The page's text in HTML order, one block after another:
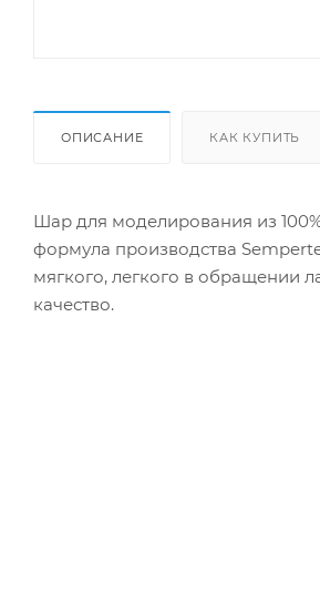
ОПИСАНИЕ КАК КУПИТЬ
Шар для моделирования из
формула производства
мягкого, легкого в обращении
качество.